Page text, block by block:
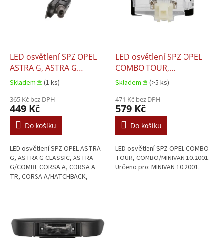
u
ů
LED osvětlení SPZ OPEL
ASTRA G, ASTRA G
CLASSIC, ASTRA G/COMBI,
CORSA A, CORSA A TR,
CORSA A/HATCHBACK,
CORSA B, CORSA
B/HATCHBACK, CORSA C,
VECTRA A, VECTRA B
09.1982–12.2009
Skladem 𖠿 (1 ks)
365 Kč bez DPH
449 Kč
Do košíku
LED osvětlení SPZ OPEL ASTRA
G, ASTRA G CLASSIC, ASTRA
G/COMBI, CORSA A, CORSA A
TR, CORSA A/HATCHBACK,
CORSA B, CORSA B/HATCHBACK,
LED osvětlení SPZ OPEL
COMBO TOUR,
COMBO/MINIVAN 10.2001
Skladem 𖠿 (>5 ks)
471 Kč bez DPH
579 Kč
Do košíku
LED osvětlení SPZ OPEL COMBO
TOUR, COMBO/MINIVAN 10.2001.
Určeno pro: MINIVAN 10.2001.